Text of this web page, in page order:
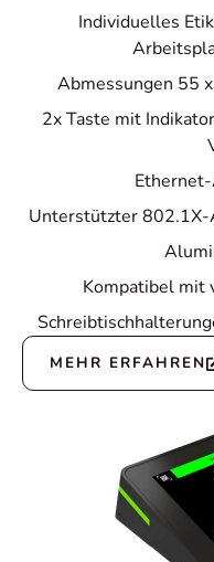
Individuelles
Abmessungen 55
2x Taste mit
Unterstützter 802.1X-
Kompatibel mit
MEHR ERFAHREN